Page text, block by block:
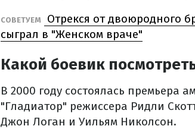
СОВЕТУЕМ
Отрекся от двоюродного
сыграл в "Женском враче"
Какой боевик
В 2000 году состоялась премьера
"Гладиатор" режиссера Ридли
Джон Логан и Уильям Николсон.